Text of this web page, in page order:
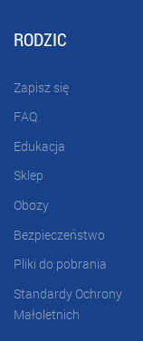
RODZIC
Zapisz się
FAQ
Edukacja
Sklep
Obozy
Bezpieczeństwo
Pliki do pobrania
Standardy Ochrony
Małoletnich